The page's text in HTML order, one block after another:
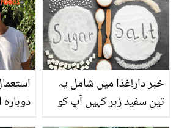
خبر دار!غذا میں شامل یہ
تین سفید زہر کہیں آپ کو